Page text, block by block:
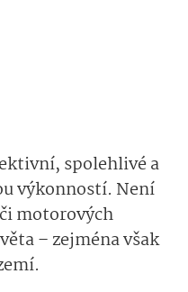
spolehlivé a
výkonností. Není
motorových
– zejména však